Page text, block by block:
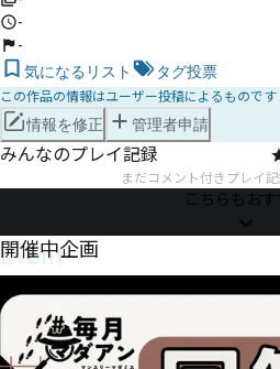
-
-
気になるリスト タグ投票
この作品の情報はユーザー投稿によるものです
情報を修正 管理者申請
みんなのプレイ記録
まだコメント付きプレイ
こちらもおす
Event
開催中企画